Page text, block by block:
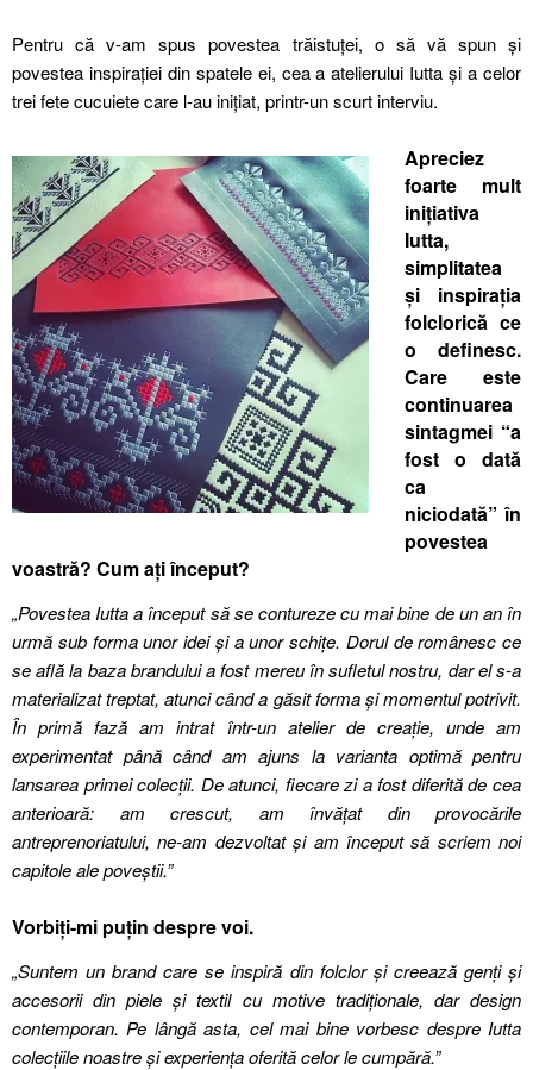
Pentru că v-am spus povestea trăistuței, o să vă spun și
povestea inspirației din spatele ei, cea a atelierului Iutta și a celor
trei fete cucuiete care l-au inițiat, printr-un scurt interviu.
Apreciez
foarte mult
inițiativa
Iutta,
simplitatea
și inspirația
folclorică ce
o definesc.
Care este
continuarea
sintagmei “a
fost o dată
ca
niciodată” în
povestea
voastră? Cum ați început?
„Povestea Iutta a început să se contureze cu mai bine de un an în
urmă sub forma unor idei și a unor schițe. Dorul de românesc ce
se află la baza brandului a fost mereu în sufletul nostru, dar el s-a
materializat treptat, atunci când a găsit forma și momentul potrivit.
În primă fază am intrat într-un atelier de creație, unde am
experimentat până când am ajuns la varianta optimă pentru
lansarea primei colecții. De atunci, fiecare zi a fost diferită de cea
anterioară: am crescut, am învățat din provocările
antreprenoriatului, ne-am dezvoltat și am început să scriem noi
capitole ale poveștii.”
Vorbiți-mi puțin despre voi.
„Suntem un brand care se inspiră din folclor și creează genți și
accesorii din piele și textil cu motive tradiționale, dar design
contemporan. Pe lângă asta, cel mai bine vorbesc despre Iutta
colecțiile noastre și experiența oferită celor le cumpără.”